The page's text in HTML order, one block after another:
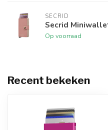
SECRID
Secrid
Op voorraad
Recent bekeken